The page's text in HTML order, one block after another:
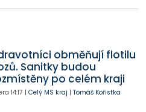
obměňují flotilu
Sanitky budou
po celém kraji
14:17 | Celý MS kraj | Tomáš Kořistka